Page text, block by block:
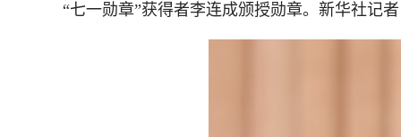
“七一勋章”获得者李连成颁授勋章。新华社记